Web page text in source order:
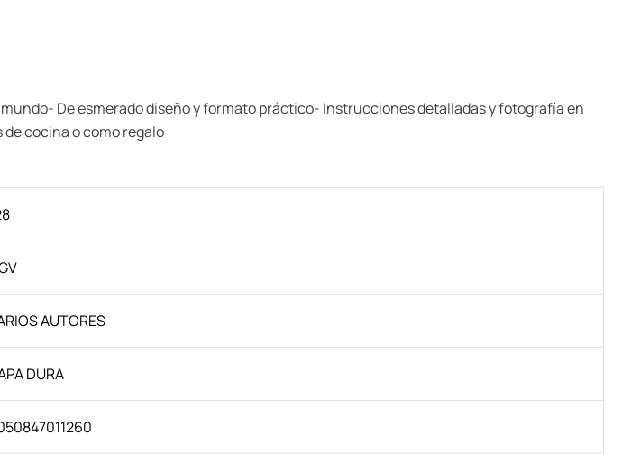
De esmerado diseño y formato práctico- Instrucciones detalladas y fotografía en
cocina o como regalo
AUTORES
DURA